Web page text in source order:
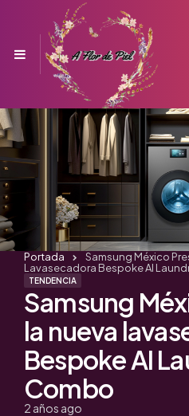
Menu
TENDENCIA
Samsung
la nueva
Bespoke AI
Combo
2 años ago
Portada
Samsung México
Lavasecadora Bespoke AI